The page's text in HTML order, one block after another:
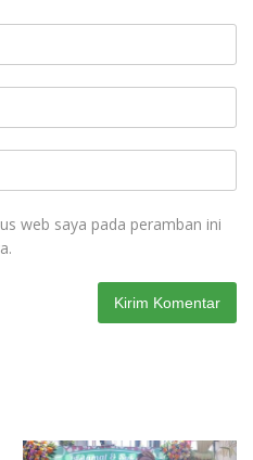
web saya pada peramban ini